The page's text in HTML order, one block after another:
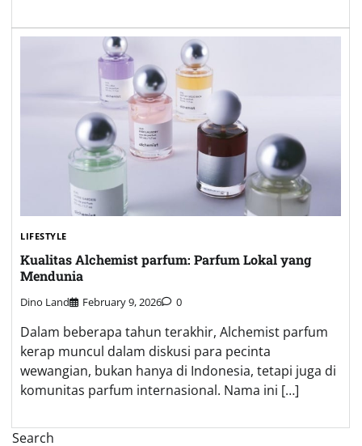
LIFESTYLE
Kualitas Alchemist parfum: Parfum Lokal yang
Mendunia
Dino Land February 9, 2026 0
Dalam beberapa tahun terakhir, Alchemist parfum
kerap muncul dalam diskusi para pecinta
wewangian, bukan hanya di Indonesia, tetapi juga di
komunitas parfum internasional. Nama ini […]
Search